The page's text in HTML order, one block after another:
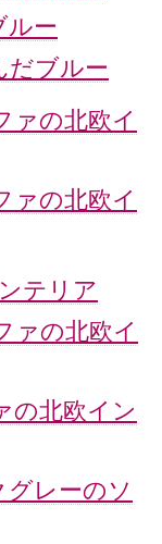
ー
ブルー
の北欧イ
の北欧イ
テリア
の北欧イ
北欧イン
レーのソ